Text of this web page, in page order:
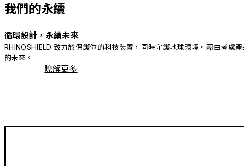
我們的永續
循環設計，永續未來
RHINOSHIELD 致力於保護你的科技裝置，同時守護地球環境。藉由考慮
的未來。
瞭解更多